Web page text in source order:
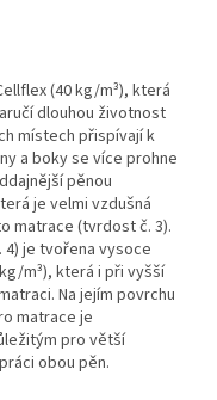
(40 kg/m³), která
dlouhou životnost
místech přispívají k
a boky se více prohne
pěnou
je velmi vzdušná
matrace (tvrdost č. 3).
je tvořena vysoce
m³), která i při vyšší
Na jejím povrchu
matrace je
pro větší
obou pěn.